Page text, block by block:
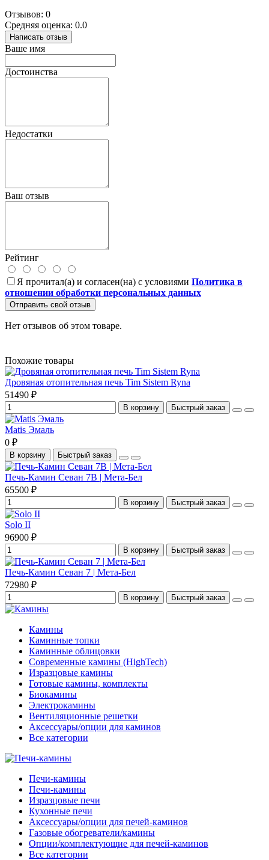
Отзывов: 0
Средняя оценка: 0.0
Написать отзыв
Ваше имя
Достоинства
Недостатки
Ваш отзыв
Рейтинг
Я прочитал(а) и согласен(на) с условиями Политика в
отношении обработки персональных данных
Отправить свой отзыв
Нет отзывов об этом товаре.
Похожие товары
Дровяная отопительная печь Tim Sistem Ryna
51490 ₽
В корзину Быстрый заказ
Matis Эмаль
0 ₽
В корзину Быстрый заказ
Печь-Камин Севан 7B | Мета-Бел
65500 ₽
В корзину Быстрый заказ
Solo II
96900 ₽
В корзину Быстрый заказ
Печь-Камин Севан 7 | Мета-Бел
72980 ₽
В корзину Быстрый заказ
Камины
Каминные топки
Каминные облицовки
Современные камины (HighTech)
Изразцовые камины
Готовые камины, комплекты
Биокамины
Электрокамины
Вентиляционные решетки
Аксессуары/опции для каминов
Все категории
Печи-камины
Печи-камины
Изразцовые печи
Кухонные печи
Аксессуары/опции для печей-каминов
Газовые обогреватели/камины
Опции/комплектующие для печей-каминов
Все категории